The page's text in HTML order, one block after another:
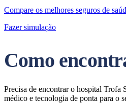
Compare os melhores seguros de
Fazer simulação
Como
Precisa de encontrar o hospital Trofa
médico e tecnologia de ponta para o